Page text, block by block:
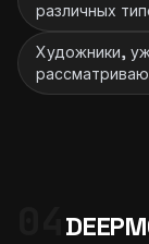
различных
Художники,